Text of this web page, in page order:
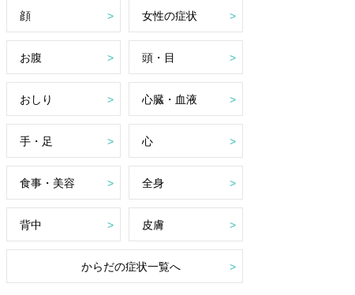
顔 女性の症状
お腹 頭・目
おしり 心臓・血液
手・足 心
食事・美容 全身
背中 皮膚
からだの症状一覧へ